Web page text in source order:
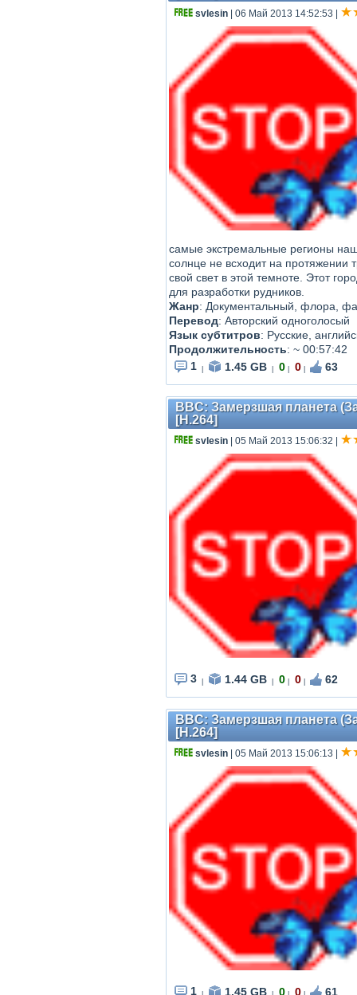
svlesin | 06 Май 2013 14:52:53
самые экстремальные регионы
солнце не всходит на протяжении
свой свет в этой темноте. Этот
для разработки рудников.
Жанр: Документальный, флора,
Перевод: Авторский одноголосый
Язык субтитров: Русские,
Продолжительность: ~ 00:57:42
1
1.45 GB 0 0 63
BBC: Замерзшая планета
[H.264]
svlesin | 05 Май 2013 15:06:32
3 1.44 GB 0 0 62
BBC: Замерзшая планета
[H.264]
svlesin | 05 Май 2013 15:06:13
1 1.45 GB 0 0 61